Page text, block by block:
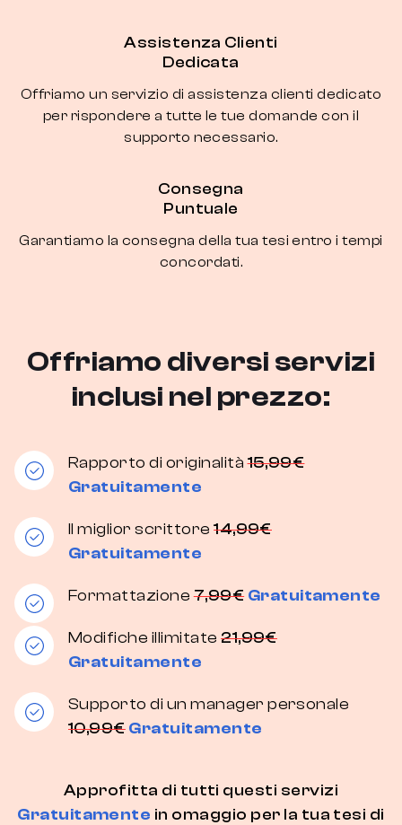
Assistenza Clienti
Dedicata
Offriamo un servizio di assistenza clienti dedicato
per rispondere a tutte le tue domande con il
supporto necessario.
Consegna
Puntuale
Garantiamo la consegna della tua tesi entro i tempi
concordati.
Offriamo diversi servizi
inclusi nel prezzo:
Rapporto di originalità15,99€
Gratuitamente
Il miglior scrittore14,99€
Gratuitamente
Formattazione7,99€ Gratuitamente
Modifiche illimitate21,99€
Gratuitamente
Supporto di un manager personale
10,99€Gratuitamente
Approfitta di tutti questi servizi
Gratuitamente in omaggio per la tua tesi di